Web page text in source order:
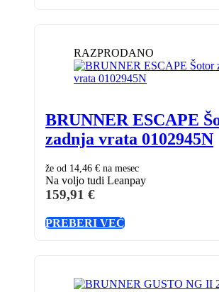
RAZPRODANO
BRUNNER ESCAPE
zadnja vrata 0102945N
že od 14,46 € na mesec
Na voljo tudi Leanpay
159,91 €
PREBERI VEČ